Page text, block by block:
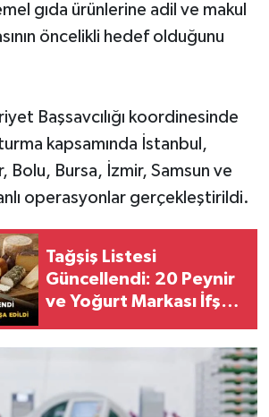
gıda ürünlerine adil ve makul
öncelikli hedef olduğunu
Başsavcılığı koordinesinde
kapsamında İstanbul,
Bolu, Bursa, İzmir, Samsun ve
operasyonlar gerçekleştirildi.
Tağşiş Listesi
Güncellendi: 20 Peynir
ve Yoğurt Markası İfşa